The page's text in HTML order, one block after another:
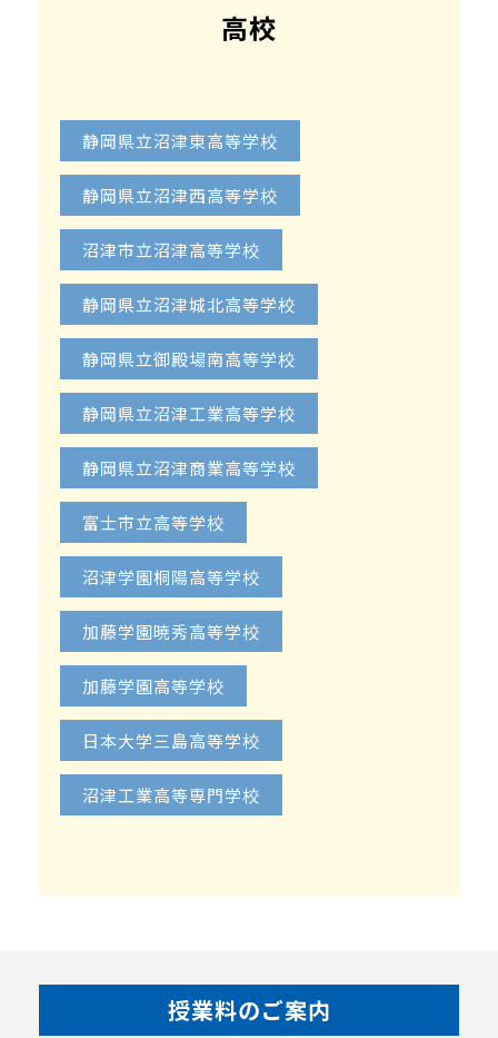
高校
静岡県立沼津東高等学校
静岡県立沼津西高等学校
沼津市立沼津高等学校
静岡県立沼津城北高等学校
静岡県立御殿場南高等学校
静岡県立沼津工業高等学校
静岡県立沼津商業高等学校
富士市立高等学校
沼津学園桐陽高等学校
加藤学園暁秀高等学校
加藤学園高等学校
日本大学三島高等学校
沼津工業高等専門学校
授業料のご案内